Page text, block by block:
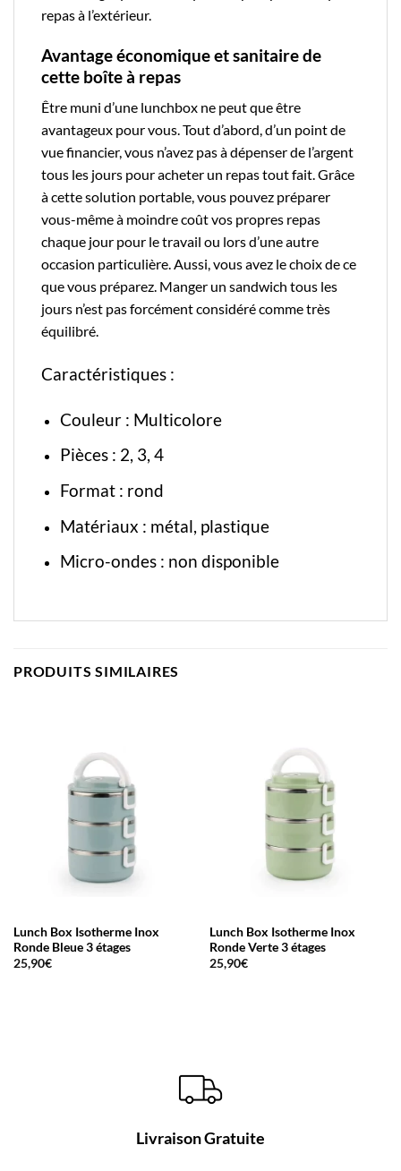
repas à l’extérieur.
Avantage économique et sanitaire de
cette boîte à repas
Être muni d’une lunchbox ne peut que être
avantageux pour vous. Tout d’abord, d’un point de
vue financier, vous n’avez pas à dépenser de l’argent
tous les jours pour acheter un repas tout fait. Grâce
à cette solution portable, vous pouvez préparer
vous-même à moindre coût vos propres repas
chaque jour pour le travail ou lors d’une autre
occasion particulière. Aussi, vous avez le choix de ce
que vous préparez. Manger un sandwich tous les
jours n’est pas forcément considéré comme très
équilibré.
Caractéristiques :
Couleur : Multicolore
Pièces : 2, 3, 4
Format : rond
Matériaux : métal, plastique
Micro-ondes : non disponible
PRODUITS SIMILAIRES
Lunch Box Isotherme Inox
Ronde Bleue 3 étages
25,90€
Lunch Box Isotherme Inox
Ronde Verte 3 étages
25,90€
Livraison Gratuite